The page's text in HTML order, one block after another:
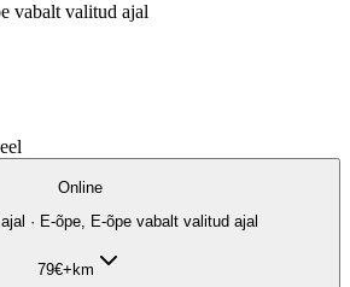
vabalt valitud ajal
Online
· E-õpe, E-õpe vabalt valitud ajal
79€+km